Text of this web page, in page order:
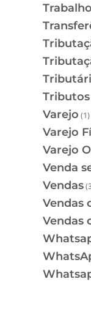
Tributos
Varejo (1)
Varejo
Varejo
Venda
Vendas
Vendas
Vendas